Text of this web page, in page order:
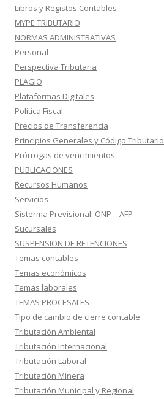
Libros y Registos Contables
MYPE TRIBUTARIO
NORMAS ADMINISTRATIVAS
Personal
Perspectiva Tributaria
PLAGIO
Plataformas Digitales
Política Fiscal
Precios de Transferencia
Principios Generales y Código Tributario
Prórrogas de vencimientos
PUBLICACIONES
Recursos Humanos
Servicios
Sisterma Previsional: ONP – AFP
Sucursales
SUSPENSION DE RETENCIONES
Temas contables
Temas económicos
Temas laborales
TEMAS PROCESALES
Tipo de cambio de cierre contable
Tributación Ambiental
Tributación Internacional
Tributación Laboral
Tributación Minera
Tributación Municipal y Regional